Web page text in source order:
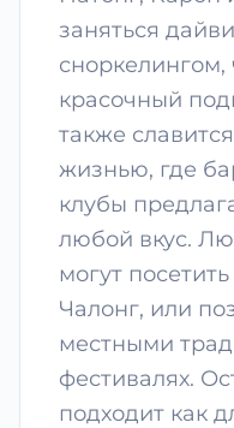
заняться
сноркелингом,
красочный
также
жизнью, где
клубы
любой вкус.
могут
Чалонг, или
местными
фестивалях.
подходит как